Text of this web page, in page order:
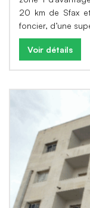
20 km de Sfax
foncier, d’une
Voir détails